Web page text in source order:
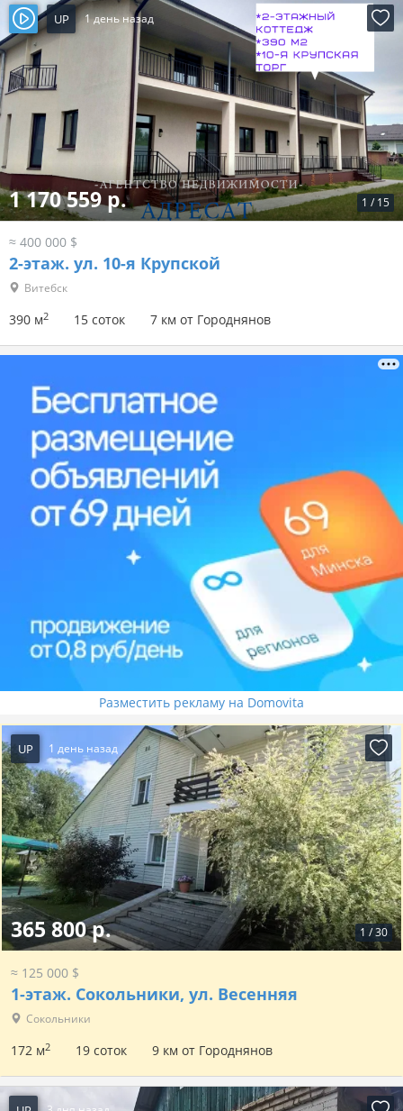
UP 1 день назад
1 / 15
1 170 559 р.
≈ 400 000 $
2-этаж. ул. 10-я Крупской
Витебск
390 м2 15 соток 7 км от Городнянов
Разместить рекламу на Domovita
UP 1 день назад
1 /30
365 800 р.
≈ 125 000 $
1-этаж. Сокольники, ул. Весенняя
Сокольники
172 м2 19 соток 9 км от Городнянов